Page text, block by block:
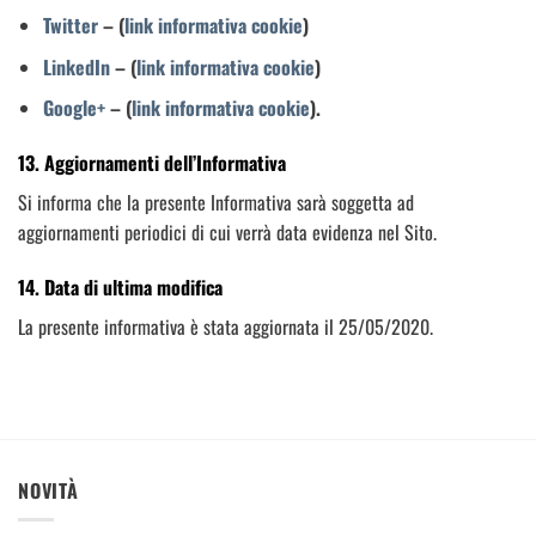
Twitter– (link informativa cookie)
LinkedIn– (link informativa cookie)
Google+– (link informativa cookie).
13. Aggiornamenti dell’Informativa
Si informa che la presente Informativa sarà soggetta ad
aggiornamenti periodici di cui verrà data evidenza nel Sito.
14. Data di ultima modifica
La presente informativa è stata aggiornata il 25/05/2020.
NOVITÀ